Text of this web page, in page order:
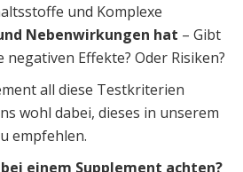
und Komplexe
Nebenwirkungen hat – Gibt
negativen Effekte? Oder Risiken?
all diese Testkriterien
wohl dabei, dieses in unserem
empfehlen.
einem Supplement achten?